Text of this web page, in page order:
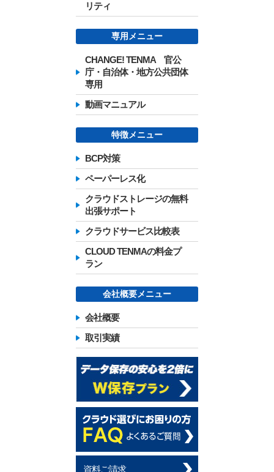
リティ
専用メニュー
CHANGE! TENMA 官公
庁・自治体・地方公共団体
専用
動画マニュアル
特徴メニュー
BCP対策
ペーパーレス化
クラウドストレージの無料
出張サポート
クラウドサービス比較表
CLOUD TENMAの料金プ
ラン
会社概要メニュー
会社概要
取引実績
資料ご請求